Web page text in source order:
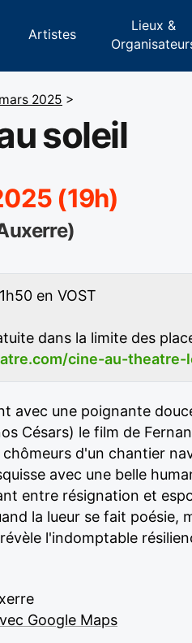
Artistes
Lieux &
2025 >
soleil
(19h)
en VOST
dans la limite des
cine-au-
avec une poignante
Césars) le film de
d'un chantier
avec une belle
entre résignation et
la lueur se fait
l'indomptable
Google Maps